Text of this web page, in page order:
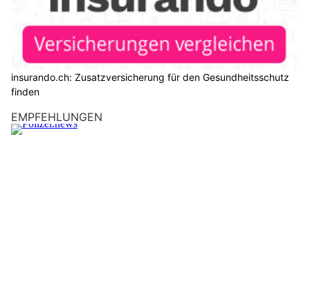
insurando.ch: Zusatzversicherung für den Gesundheitsschutz
finden
EMPFEHLUNGEN